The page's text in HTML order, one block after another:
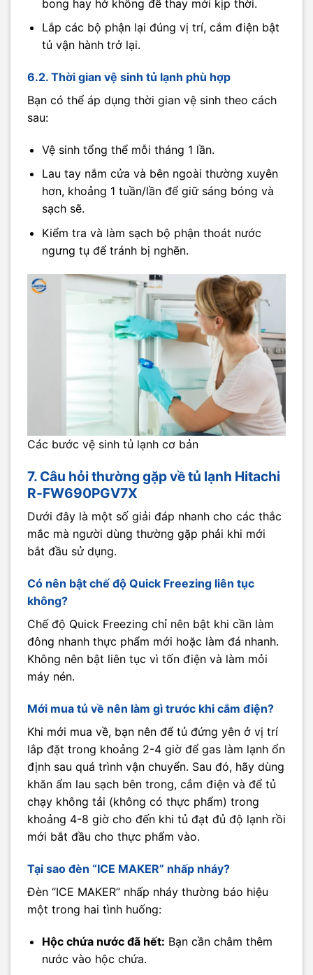
bong hay hở không để thay mới kịp thời.
Lắp các bộ phận lại đúng vị trí, cắm điện bật
tủ vận hành trở lại.
6.2. Thời gian vệ sinh tủ lạnh phù hợp
Bạn có thể áp dụng thời gian vệ sinh theo cách
sau:
Vệ sinh tổng thể mỗi tháng 1 lần.
Lau tay nắm cửa và bên ngoài thường xuyên
hơn, khoảng 1 tuần/lần để giữ sáng bóng và
sạch sẽ.
Kiểm tra và làm sạch bộ phận thoát nước
ngưng tụ để tránh bị nghẽn.
Các bước vệ sinh tủ lạnh cơ bản
7. Câu hỏi thường gặp về tủ lạnh Hitachi
R-FW690PGV7X
Dưới đây là một số giải đáp nhanh cho các thắc
mắc mà người dùng thường gặp phải khi mới
bắt đầu sử dụng.
Có nên bật chế độ Quick Freezing liên tục
không?
Chế độ Quick Freezing chỉ nên bật khi cần làm
đông nhanh thực phẩm mới hoặc làm đá nhanh.
Không nên bật liên tục vì tốn điện và làm mỏi
máy nén.
Mới mua tủ về nên làm gì trước khi cắm điện?
Khi mới mua về, bạn nên để tủ đứng yên ở vị trí
lắp đặt trong khoảng 2-4 giờ để gas làm lạnh ổn
định sau quá trình vận chuyển. Sau đó, hãy dùng
khăn ẩm lau sạch bên trong, cắm điện và để tủ
chạy không tải (không có thực phẩm) trong
khoảng 4-8 giờ cho đến khi tủ đạt đủ độ lạnh rồi
mới bắt đầu cho thực phẩm vào.
Tại sao đèn “ICE MAKER” nhấp nháy?
Đèn “ICE MAKER” nhấp nháy thường báo hiệu
một trong hai tình huống:
Hộc chứa nước đã hết: Bạn cần châm thêm
nước vào hộc chứa.